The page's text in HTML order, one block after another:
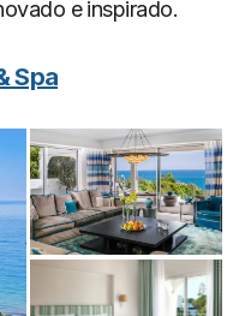
e inspirado.
Spa